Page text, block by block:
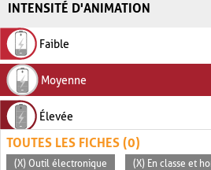
INTENSITÉ D'ANIMATION
Faible
Moyenne
Élevée
TOUTES LES FICHES (0)
(X) Outil électronique (X) En classe et